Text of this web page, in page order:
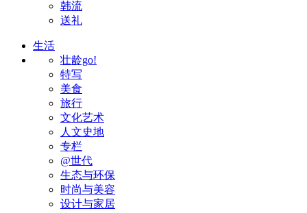
韩流
送礼
生活
壮龄go!
特写
美食
旅行
文化艺术
人文史地
专栏
@世代
生态与环保
时尚与美容
设计与家居